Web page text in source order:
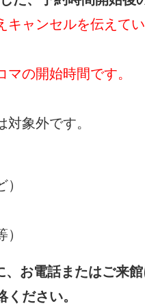
キャンセルを伝えて
の開始時間です。
象外です。
お電話またはご来
い。